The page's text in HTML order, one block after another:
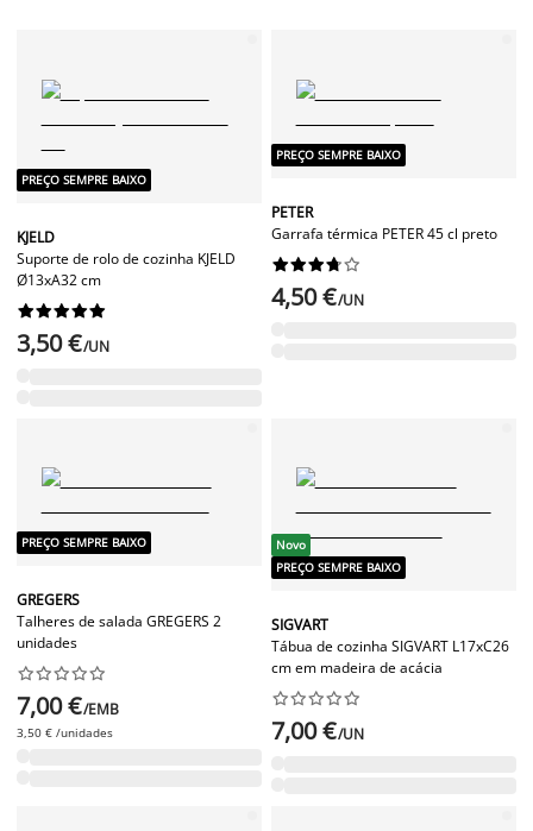
PREÇO SEMPRE BAIXO
KJELD
Suporte de rolo de cozinha KJELD
Ø13xA32 cm






3,50 €/UN
PREÇO SEMPRE BAIXO
PETER
Garrafa térmica PETER 45 cl preto






4,50 €/UN
PREÇO SEMPRE BAIXO
GREGERS
Talheres de salada GREGERS 2
unidades






7,00 €/EMB
3,50 € /unidades
Novo
PREÇO SEMPRE BAIXO
SIGVART
Tábua de cozinha SIGVART L17xC26
cm em madeira de acácia






7,00 €/UN